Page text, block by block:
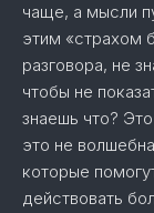
чаще, а мысли
этим «страхом
разговора, не
чтобы не
знаешь что?
это не
которые
действовать